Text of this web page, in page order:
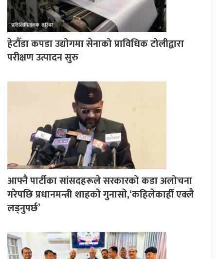
हेटौँडा कपडा उद्योगमा सेनाको प्राविधिक टोलीद्वारा
परीक्षण उत्पादन सुरु
आफ्नै पार्टीका सांसदहरूले सरकारको कडा अलोचना
गरेपछि प्रधानमन्त्री शाहकाे गुनासाे,‘कहिलेकाहीँ एक्लै
लड्नुपर्छ’